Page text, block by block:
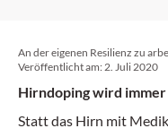
An der eigenen Resilienz zu
Veröffentlicht am:2. Juli 2020
Hirndoping wird
Statt das Hirn mit